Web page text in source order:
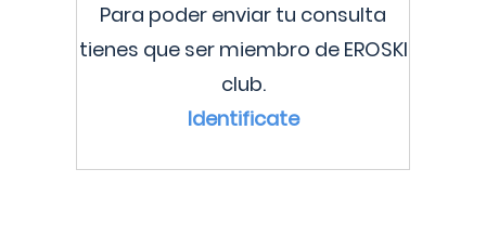
Para poder enviar tu consulta
tienes que ser miembro de EROSKI
club.
Identificate